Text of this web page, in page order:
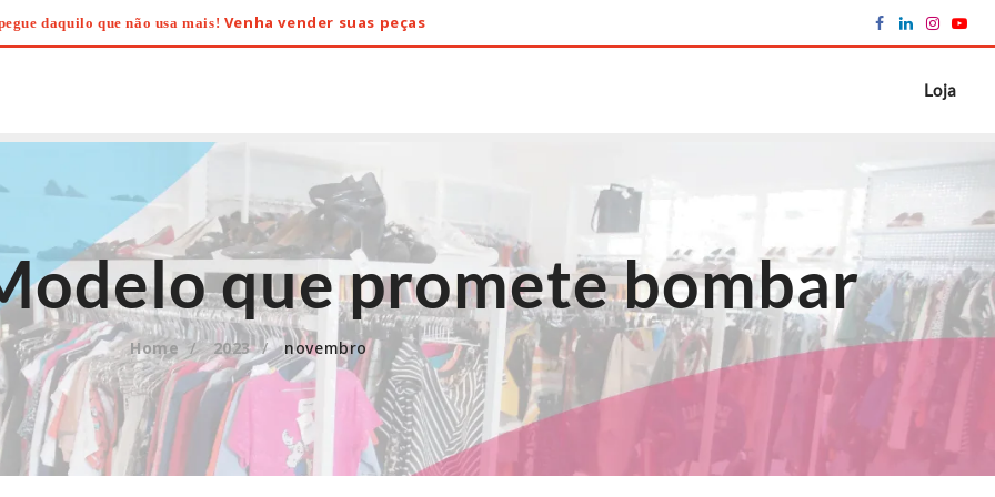
daquilo que não usa mais! Venha vender suas peças
Loja
que promete bombar
Home 2023 novembro